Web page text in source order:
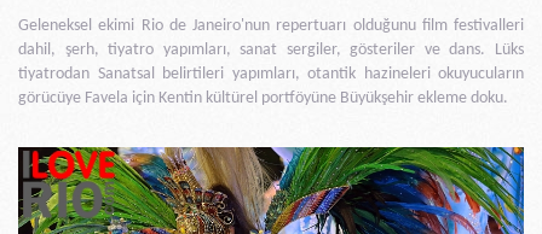
Geleneksel ekimi Rio de Janeiro'nun repertuarı olduğunu film festivalleri
dahil, şerh, tiyatro yapımları, sanat sergiler, gösteriler ve dans. Lüks
tiyatrodan Sanatsal belirtileri yapımları, otantik hazineleri okuyucuların
görücüye Favela için Kentin kültürel portföyüne Büyükşehir ekleme doku.